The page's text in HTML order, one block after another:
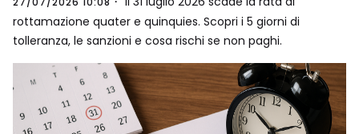
rottamazione quater e quinquies. Scopri i 5 giorni di
tolleranza, le sanzioni e cosa rischi se non paghi.